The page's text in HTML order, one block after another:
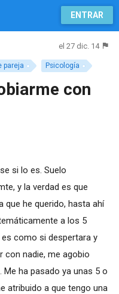
ENTRAR
pareja Psicología
el 27 dic. 14
con
si lo es. Suelo
y la verdad es que
que he querido, hasta ahí
a los 5
como si despertara y
con nadie, me agobio
ha pasado ya unas 5 o
atribuido a que tengo una